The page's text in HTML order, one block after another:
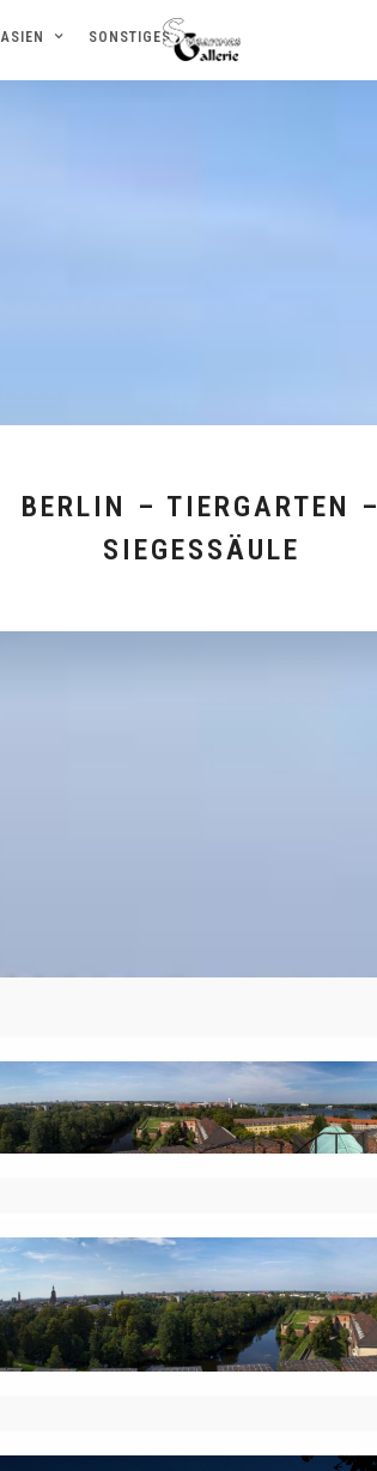
ASIEN SONSTIGES
BERLIN – TIERGARTEN –
SIEGESSÄULE